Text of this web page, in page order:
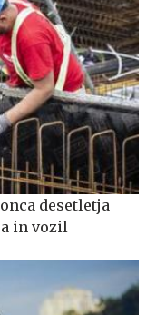
desetletja
in vozil